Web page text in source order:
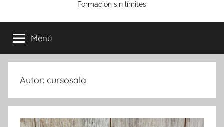
Formación sin límites
Menú
Autor: cursosala